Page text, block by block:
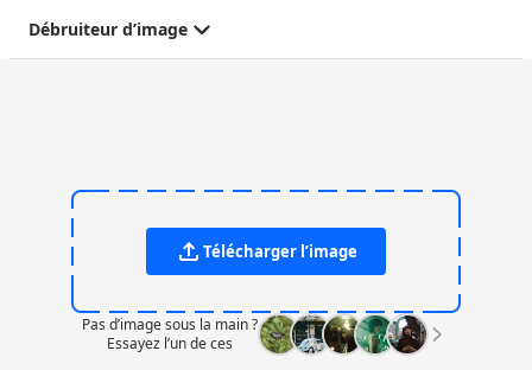
Débruiteur d’image
Télécharger l’image
Pas d’image sous la main ?
Essayez l’un de ces